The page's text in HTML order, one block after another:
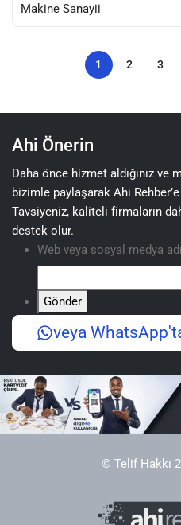
Makine Sanayii
1 2 3
Ahi Önerin
Daha önce hizmet aldığınız ve
bizimle paylaşarak Ahi
Tavsiyeniz, kaliteli firmaların
destek olur.
Web veya sosyal medya
Gönder
veya
© Telif Hakkı